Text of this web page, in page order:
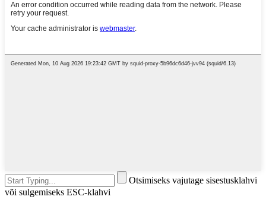
Otsimiseks vajutage sisestusklahvi
või sulgemiseks ESC-klahvi